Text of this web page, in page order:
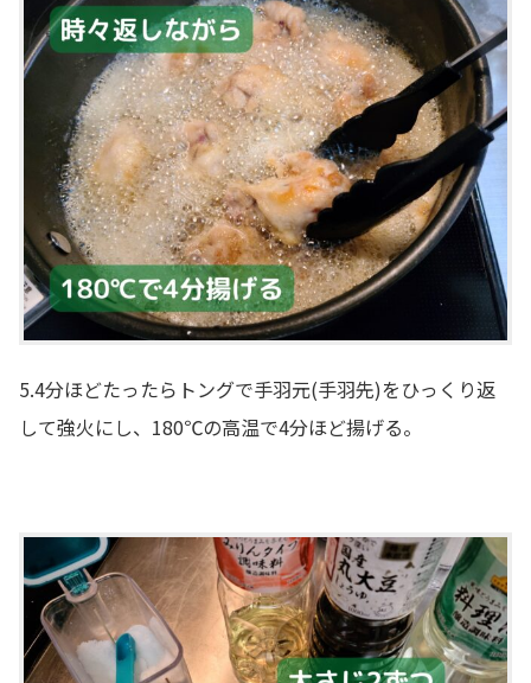
5.4分ほどたったらトングで手羽元(手羽先)をひっくり返
して強火にし、180℃の高温で4分ほど揚げる。